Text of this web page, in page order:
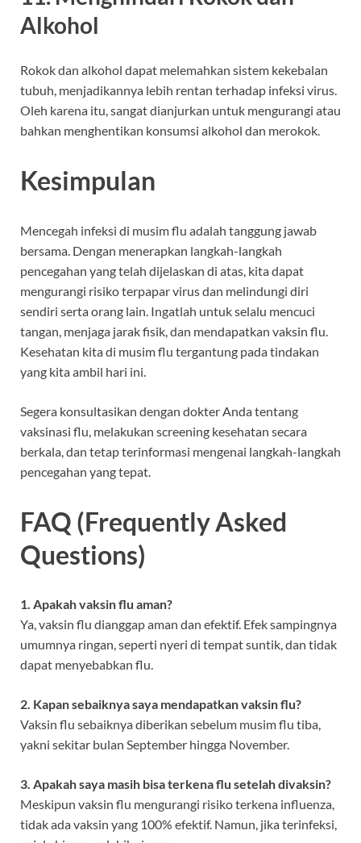
Alkohol
Rokok dan alkohol dapat melemahkan sistem kekebalan
tubuh, menjadikannya lebih rentan terhadap infeksi virus.
Oleh karena itu, sangat dianjurkan untuk mengurangi atau
bahkan menghentikan konsumsi alkohol dan merokok.
Kesimpulan
Mencegah infeksi di musim flu adalah tanggung jawab
bersama. Dengan menerapkan langkah-langkah
pencegahan yang telah dijelaskan di atas, kita dapat
mengurangi risiko terpapar virus dan melindungi diri
sendiri serta orang lain. Ingatlah untuk selalu mencuci
tangan, menjaga jarak fisik, dan mendapatkan vaksin flu.
Kesehatan kita di musim flu tergantung pada tindakan
yang kita ambil hari ini.
Segera konsultasikan dengan dokter Anda tentang
vaksinasi flu, melakukan screening kesehatan secara
berkala, dan tetap terinformasi mengenai langkah-langkah
pencegahan yang tepat.
FAQ (Frequently Asked
Questions)
1. Apakah vaksin flu aman?
Ya, vaksin flu dianggap aman dan efektif. Efek sampingnya
umumnya ringan, seperti nyeri di tempat suntik, dan tidak
dapat menyebabkan flu.
2. Kapan sebaiknya saya mendapatkan vaksin flu?
Vaksin flu sebaiknya diberikan sebelum musim flu tiba,
yakni sekitar bulan September hingga November.
3. Apakah saya masih bisa terkena flu setelah divaksin?
Meskipun vaksin flu mengurangi risiko terkena influenza,
tidak ada vaksin yang 100% efektif. Namun, jika terinfeksi,